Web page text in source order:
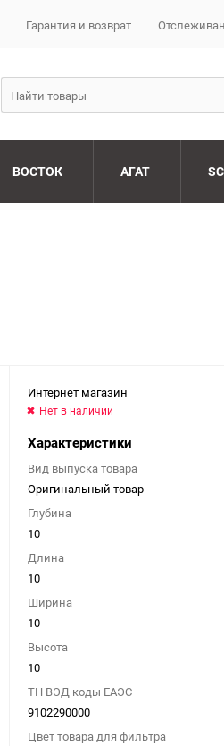
Гарантия и возврат
ВОСТОК АГАТ
Интернет магазин
Нет в наличии
Характеристики
Вид выпуска товара
Оригинальный товар
Глубина
10
Длина
10
Ширина
10
Высота
10
ТН ВЭД коды ЕАЭС
9102290000
Цвет товара для фильтра